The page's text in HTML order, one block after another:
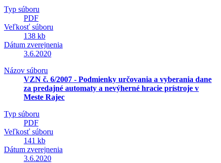
Typ súboru
PDF
Veľkosť súboru
138 kb
Dátum zverejnenia
3.6.2020
Názov súboru
VZN č. 6/2007 - Podmienky určovania a vyberania dane
za predajné automaty a nevýherné hracie prístroje v
Meste Rajec
Typ súboru
PDF
Veľkosť súboru
141 kb
Dátum zverejnenia
3.6.2020